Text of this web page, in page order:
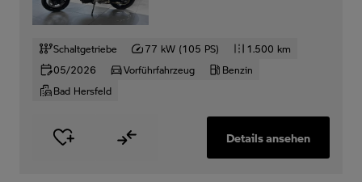
Schaltgetriebe 77 kW (105 PS)
1.500 km
05/2026
Vorführfahrzeug
Benzin
Bad Hersfeld
Details ansehen